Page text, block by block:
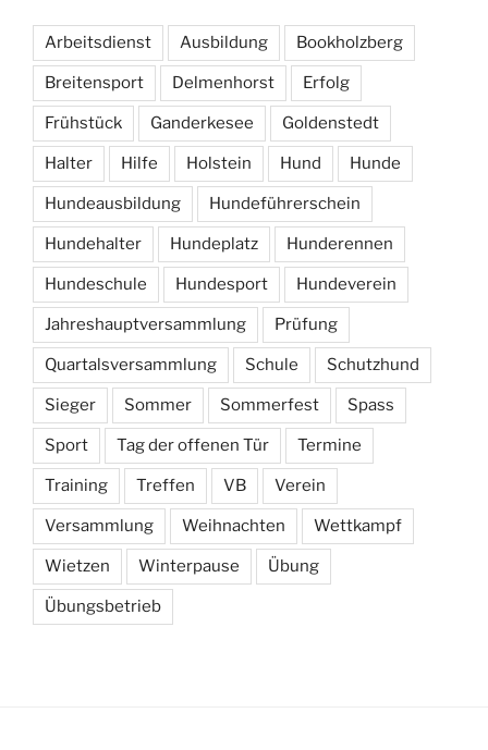
Arbeitsdienst Ausbildung Bookholzberg
Breitensport Delmenhorst Erfolg
Frühstück Ganderkesee Goldenstedt
Halter Hilfe Holstein Hund Hunde
Hundeausbildung Hundeführerschein
Hundehalter Hundeplatz Hunderennen
Hundeschule Hundesport Hundeverein
Jahreshauptversammlung Prüfung
Quartalsversammlung Schule Schutzhund
Sieger Sommer Sommerfest Spass
Sport Tag der offenen Tür Termine
Training Treffen VB Verein
Versammlung Weihnachten Wettkampf
Wietzen Winterpause Übung
Übungsbetrieb